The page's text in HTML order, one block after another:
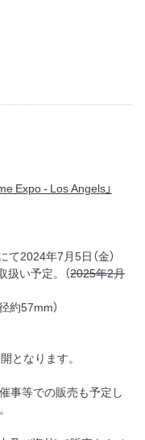
Expo - Los Angels」
て2024年7月5日（金）
扱い予定。（2025年2月
約57mm）
となります。
事等での販売も予定し